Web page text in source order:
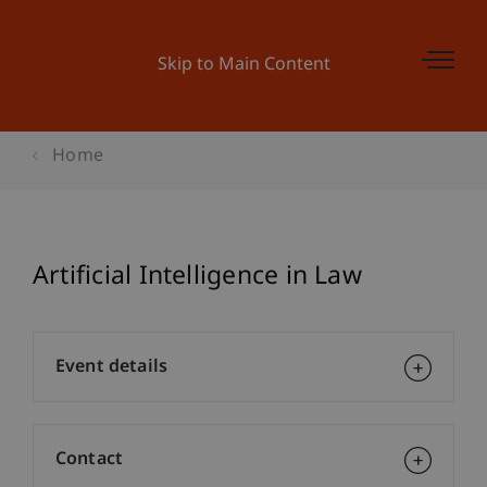
Skip to Main Content
Home
Artificial Intelligence in Law
Event details
Contact